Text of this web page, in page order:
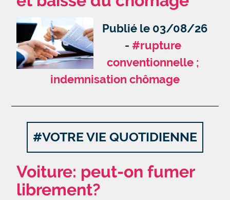
Publié le 03/08/26
#rupture
conventionnelle ;
indemnisation chômage
#VOTRE VIE QUOTIDIENNE
Voiture: peut-on fumer
librement?